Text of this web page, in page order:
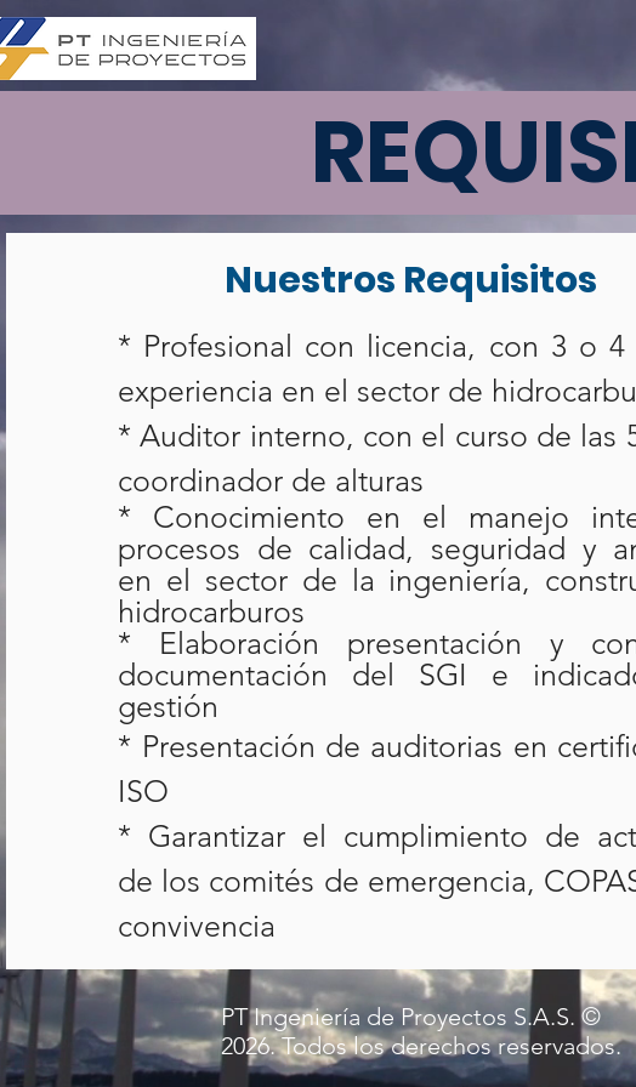
Nuestros Requisitos
* Profesional con licencia, con 3 o 4
experiencia en el sector de
* Auditor interno, con el curso de las
coordinador de alturas
* Conocimiento en el manejo
procesos de calidad, seguridad y
en el sector de la ingeniería,
hidrocarburos
* Elaboración presentación y
documentación del SGI e
gestión
* Presentación de auditorias en
ISO
* Garantizar el cumplimiento de
de los comités de emergencia,
convivencia
PT Ingeniería de Proyectos S.A.S. ©
2026. Todos los derechos reservados.